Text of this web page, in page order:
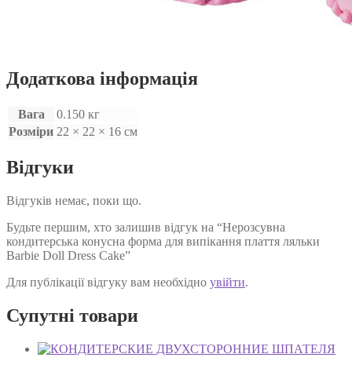
Додаткова інформація
Вага
0.150 кг
Розміри 22 × 22 × 16 см
Відгуки
Відгуків немає, поки що.
Будьте першим, хто залишив відгук на “Нерозсувна
кондитерська конусна форма для випікання плаття ляльки
Barbie Doll Dress Cake”
Для публікації відгуку вам необхідно увійти.
Супутні товари